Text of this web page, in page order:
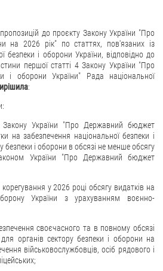
до проєкту Закону України "Про
на 2026 рік" по статтях, пов'язаних із
безпеки і оборони України, відповідно до
першої статті 4 Закону України "Про
і оборони України" Рада національної
:
Закону України "Про Державний бюджет
на забезпечення національної безпеки і
безпеки і оборони в обсязі не менше обсягу
України "Про Державний бюджет
у 2026 році обсягу видатків на
України з урахуванням воєнно-
своєчасного та в повному обсязі
органів сектору безпеки і оборони на
військовослужбовців, осіб рядового і